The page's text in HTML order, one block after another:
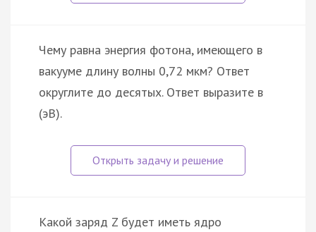
Чему равна энергия фотона, имеющего в
вакууме длину волны 0,72 мкм? Ответ
округлите до десятых. Ответ выразите в
(эВ).
Какой заряд Z будет иметь ядро